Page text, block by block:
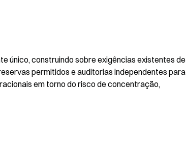
único, construindo sobre exigências existentes de
permitidos e auditorias independentes para
em torno do risco de concentração,